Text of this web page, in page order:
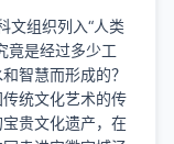
文组织列入“人类
竟是经过多少工
智慧而形成的？
统文化艺术的传
贵文化遗产，在